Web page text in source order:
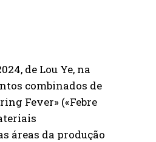
de Lou Ye, na
combinados de
Fever» («Febre
áreas da produção